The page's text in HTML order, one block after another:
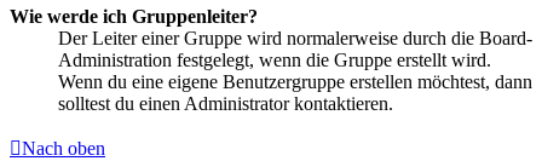
Wie werde ich Gruppenleiter?
Der Leiter einer Gruppe wird normalerweise durch die Board-
Administration festgelegt, wenn die Gruppe erstellt wird.
Wenn du eine eigene Benutzergruppe erstellen möchtest, dann
solltest du einen Administrator kontaktieren.
Nach oben